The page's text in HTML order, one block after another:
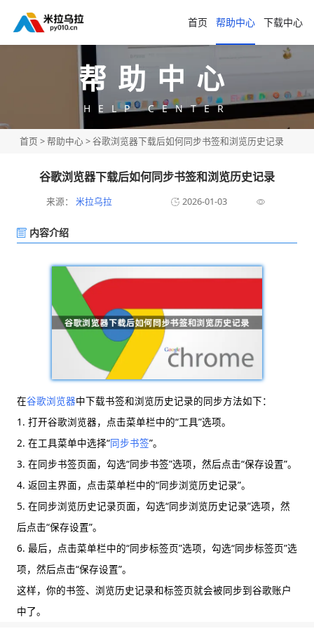
首页 帮助中心 下载中心
帮助中心
HELP CENTER
首页 >帮助中心> 谷歌浏览器下载后如何同步书签和浏览历史记录
谷歌浏览器下载后如何同步书签和浏览历史记录
来源： 米拉乌拉 2026-01-03
内容介绍
在谷歌浏览器中下载书签和浏览历史记录的同步方法如下：
1. 打开谷歌浏览器，点击菜单栏中的“工具”选项。
2. 在工具菜单中选择“同步书签”。
3. 在同步书签页面，勾选“同步书签”选项，然后点击“保存设置”。
4. 返回主界面，点击菜单栏中的“同步浏览历史记录”。
5. 在同步浏览历史记录页面，勾选“同步浏览历史记录”选项，然
后点击“保存设置”。
6. 最后，点击菜单栏中的“同步标签页”选项，勾选“同步标签页”选
项，然后点击“保存设置”。
这样，你的书签、浏览历史记录和标签页就会被同步到谷歌账户
中了。